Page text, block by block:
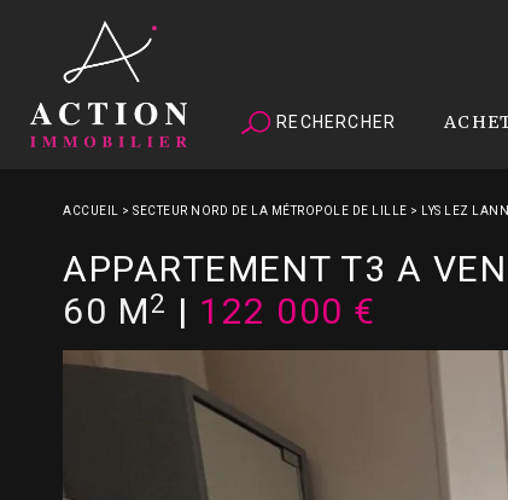
RECHERCHER
ACCUEIL > SECTEUR NORD DE LA MÉTROPOLE DE LILLE > LYS LEZ
APPARTEMENT T3 A
60 M2 | 122 000 €